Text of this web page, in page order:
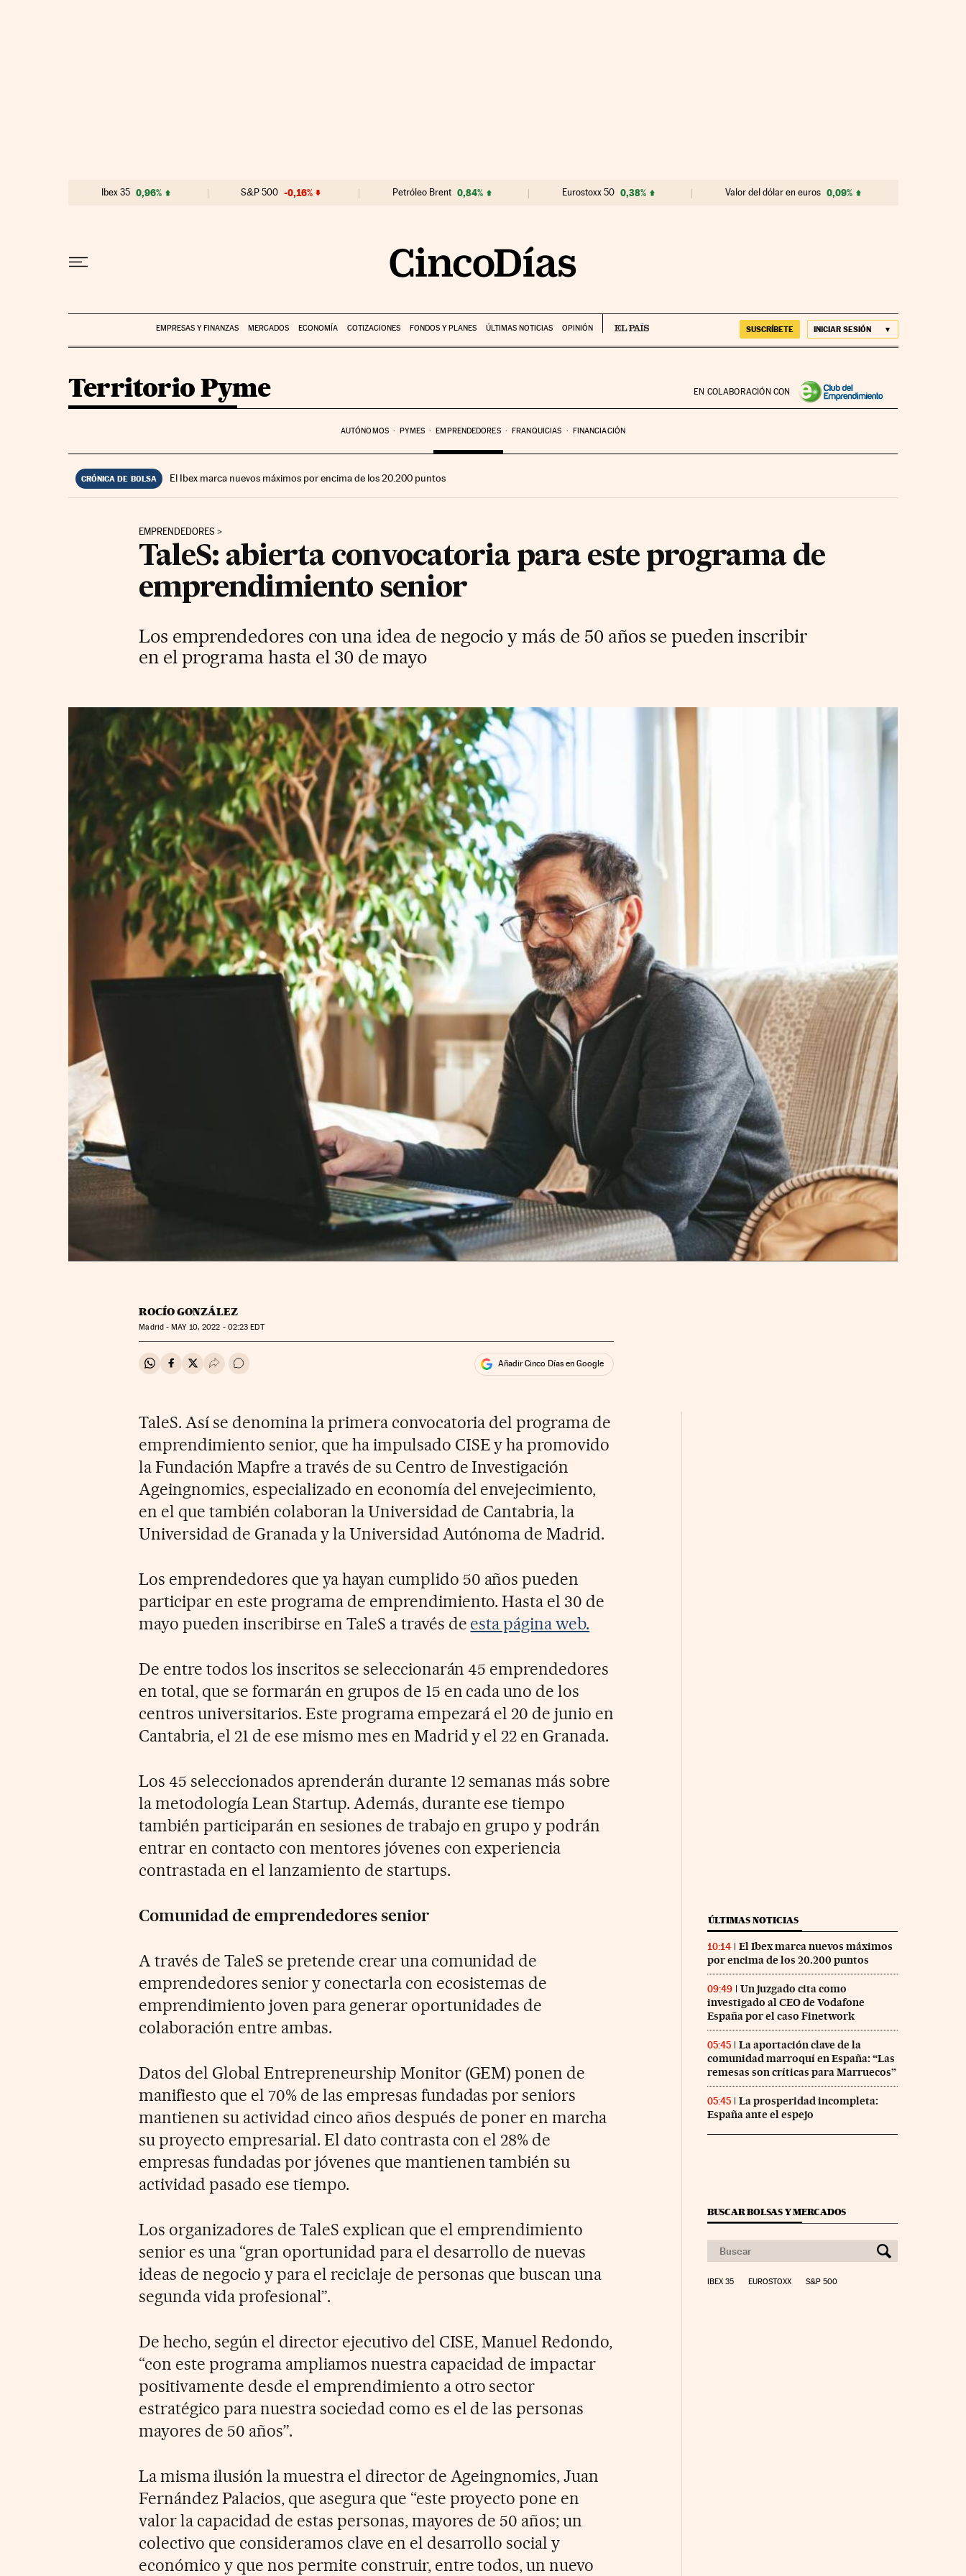
Ibex 35 0,96% S&P 500 -0,16% Petróleo Brent 0,84% Eurostoxx 50 0,38% Valor del dólar en euros 0,09%
EMPRESAS Y FINANZAS MERCADOS ECONOMÍA COTIZACIONES FONDOS Y PLANES ÚLTIMAS NOTICIAS OPINIÓN SUSCRÍBETE INICIAR SESIÓN
EN COLABORACIÓN CON
Territorio Pyme
AUTÓNOMOS PYMES EMPRENDEDORES FRANQUICIAS FINANCIACIÓN
CRÓNICA DE BOLSA El Ibex marca nuevos máximos por encima de los 20.200 puntos
EMPRENDEDORES
TaleS: abierta convocatoria para este programa de
emprendimiento senior
Los emprendedores con una idea de negocio y más de 50 años se pueden inscribir
en el programa hasta el 30 de mayo
ROCÍO GONZÁLEZ
Madrid -MAY10, 2022 - 02:23 EDT
Compartir en Whatsapp
Compartir en Facebook
Compartir en Twitter
Desplegar Redes Sociales
Ir a los comentarios Añadir Cinco Días en Google
TaleS. Así se denomina la primera convocatoria del programa de
emprendimiento senior, que ha impulsado CISE y ha promovido
la Fundación Mapfre a través de su Centro de Investigación
Ageingnomics, especializado en economía del envejecimiento,
en el que también colaboran la Universidad de Cantabria, la
Universidad de Granada y la Universidad Autónoma de Madrid.
Los emprendedores que ya hayan cumplido 50 años pueden
participar en este programa de emprendimiento. Hasta el 30 de
mayo pueden inscribirse en TaleS a través de esta página web.
De entre todos los inscritos se seleccionarán 45 emprendedores
en total, que se formarán en grupos de 15 en cada uno de los
centros universitarios. Este programa empezará el 20 de junio en
Cantabria, el 21 de ese mismo mes en Madrid y el 22 en Granada.
Los 45 seleccionados aprenderán durante 12 semanas más sobre
la metodología Lean Startup. Además, durante ese tiempo
también participarán en sesiones de trabajo en grupo y podrán
entrar en contacto con mentores jóvenes con experiencia
contrastada en el lanzamiento de startups.
Comunidad de emprendedores senior
A través de TaleS se pretende crear una comunidad de
emprendedores senior y conectarla con ecosistemas de
emprendimiento joven para generar oportunidades de
colaboración entre ambas.
Datos del Global Entrepreneurship Monitor (GEM) ponen de
manifiesto que el 70% de las empresas fundadas por seniors
mantienen su actividad cinco años después de poner en marcha
su proyecto empresarial. El dato contrasta con el 28% de
empresas fundadas por jóvenes que mantienen también su
actividad pasado ese tiempo.
Los organizadores de TaleS explican que el emprendimiento
senior es una “gran oportunidad para el desarrollo de nuevas
ideas de negocio y para el reciclaje de personas que buscan una
segunda vida profesional”.
De hecho, según el director ejecutivo del CISE, Manuel Redondo,
“con este programa ampliamos nuestra capacidad de impactar
positivamente desde el emprendimiento a otro sector
estratégico para nuestra sociedad como es el de las personas
mayores de 50 años”.
La misma ilusión la muestra el director de Ageingnomics, Juan
Fernández Palacios, que asegura que “este proyecto pone en
valor la capacidad de estas personas, mayores de 50 años; un
colectivo que consideramos clave en el desarrollo social y
económico y que nos permite construir, entre todos, un nuevo
ÚLTIMAS NOTICIAS
10:14
El Ibex marca nuevos máximos
por encima de los 20.200 puntos
09:49
Un juzgado cita como
investigado al CEO de Vodafone
España por el caso Finetwork
05:45
La aportación clave de la
comunidad marroquí en España: “Las
remesas son críticas para Marruecos”
05:45
La prosperidad incompleta:
España ante el espejo
BUSCAR BOLSAS Y MERCADOS
IBEX 35 EUROSTOXX S&P 500